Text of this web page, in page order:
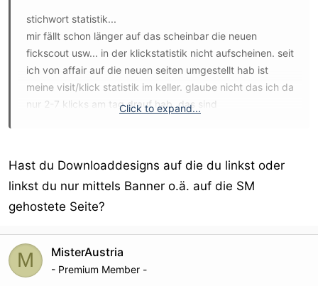
stichwort statistik...
mir fällt schon länger auf das scheinbar die neuen
fickscout usw... in der klickstatistik nicht aufscheinen. seit
ich von affair auf die neuen seiten umgestellt hab ist
meine visit/klick statistik im keller. glaube nicht das ich da
nur 2-7 klicks am tag drauf hab. das sind
MA
Click to expand...
Hast du Downloaddesigns auf die du linkst oder
linkst du nur mittels Banner o.ä. auf die SM
gehostete Seite?
M MisterAustria
- Premium Member -